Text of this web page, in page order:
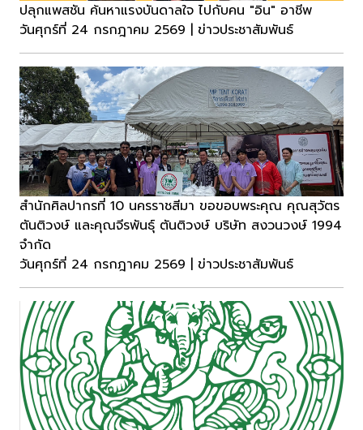
ปลุกแพสชัน ค้นหาแรงบันดาลใจ ไปกับคน "อิน" อาชีพ
วันศุกร์ที่ 24 กรกฎาคม 2569 | ข่าวประชาสัมพันธ์
สำนักศิลปากรที่ 10 นครราชสีมา ขอขอบพระคุณ คุณสุวัตร
ตันติวงษ์ และคุณจีรพันธุ์ ตันติวงษ์ บริษัท สงวนวงษ์ 1994
จำกัด
วันศุกร์ที่ 24 กรกฎาคม 2569 | ข่าวประชาสัมพันธ์